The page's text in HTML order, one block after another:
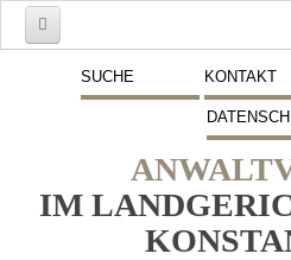
SUCHE KONTAKT
IM
Schwerpunkte